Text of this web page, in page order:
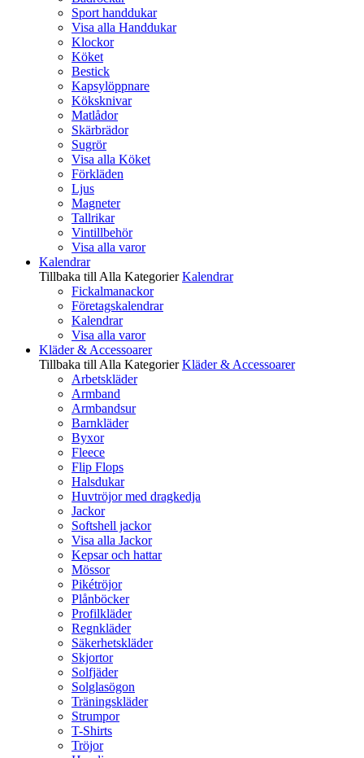
Sport handdukar
Visa alla Handdukar
Klockor
Köket
Bestick
Kapsylöppnare
Köksknivar
Matlådor
Skärbrädor
Sugrör
Visa alla Köket
Förkläden
Ljus
Magneter
Tallrikar
Vintillbehör
Visa alla varor
Kalendrar
Tillbaka till Alla Kategorier Kalendrar
Fickalmanackor
Företagskalendrar
Kalendrar
Visa alla varor
Kläder & Accessoarer
Tillbaka till Alla Kategorier Kläder & Accessoarer
Arbetskläder
Armband
Armbandsur
Barnkläder
Byxor
Fleece
Flip Flops
Halsdukar
Huvtröjor med dragkedja
Jackor
Softshell jackor
Visa alla Jackor
Kepsar och hattar
Mössor
Pikétröjor
Plånböcker
Profilkläder
Regnkläder
Säkerhetskläder
Skjortor
Solfjäder
Solglasögon
Träningskläder
Strumpor
T-Shirts
Tröjor